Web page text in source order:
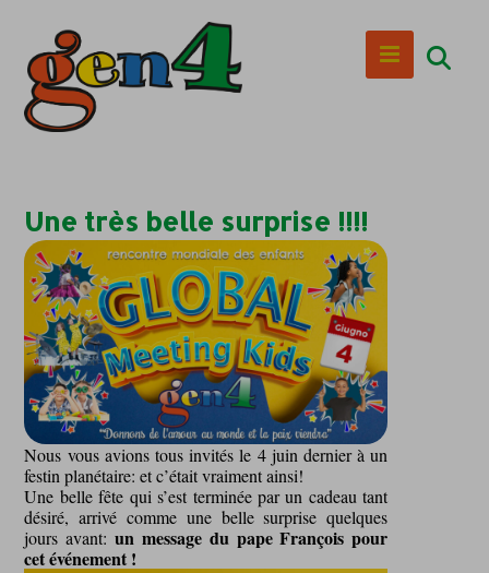
Une très belle surprise !!!!
Nous vous avions tous invités le 4 juin dernier à un
festin planétaire: et c’était vraiment ainsi!
Une belle fête qui s’est terminée par un cadeau tant
désiré, arrivé comme une belle surprise quelques
jours avant:un message du pape François pour
cet événement !